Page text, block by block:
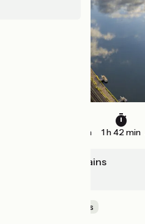
31 km 1 h 42 min
Sierck-les-Bains
Au cœur des vignes